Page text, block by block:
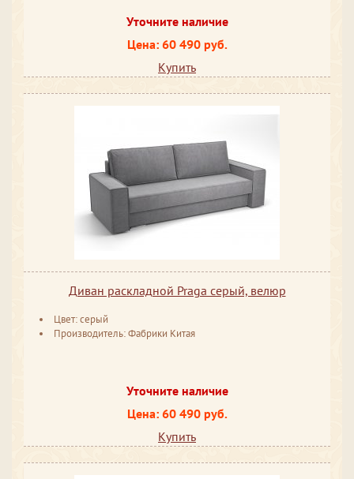
Уточните наличие
Цена: 60 490 руб.
Купить
Диван раскладной Praga серый, велюр
Цвет: серый
Производитель: Фабрики Китая
Уточните наличие
Цена: 60 490 руб.
Купить